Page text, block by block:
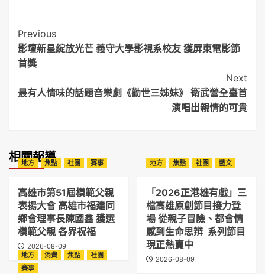
Post
Navigation
Previous
影壇新星綻放光芒 義守大學影視系校友 獲屏東電影節
首獎
Next
最有人情味的話題音樂劇《勸世三姊妹》 衛武營全臺首
演唱出親情的可貴
相關報導
地方 焦點 社團 賽事
高雄市第51屆模範父親
表揚大會 高雄市福建同
鄉會理事長陳國鑫 獲選
模範父親 各界祝福
2026-08-09
地方 焦點 社團 藝文
「2026正港雄有戲」三
檔高雄原創節目接力登
場 從親子冒險、都會情
感到生命思辨 系列節目
現正熱賣中
2026-08-09
地方 消費 焦點
社團
賽事